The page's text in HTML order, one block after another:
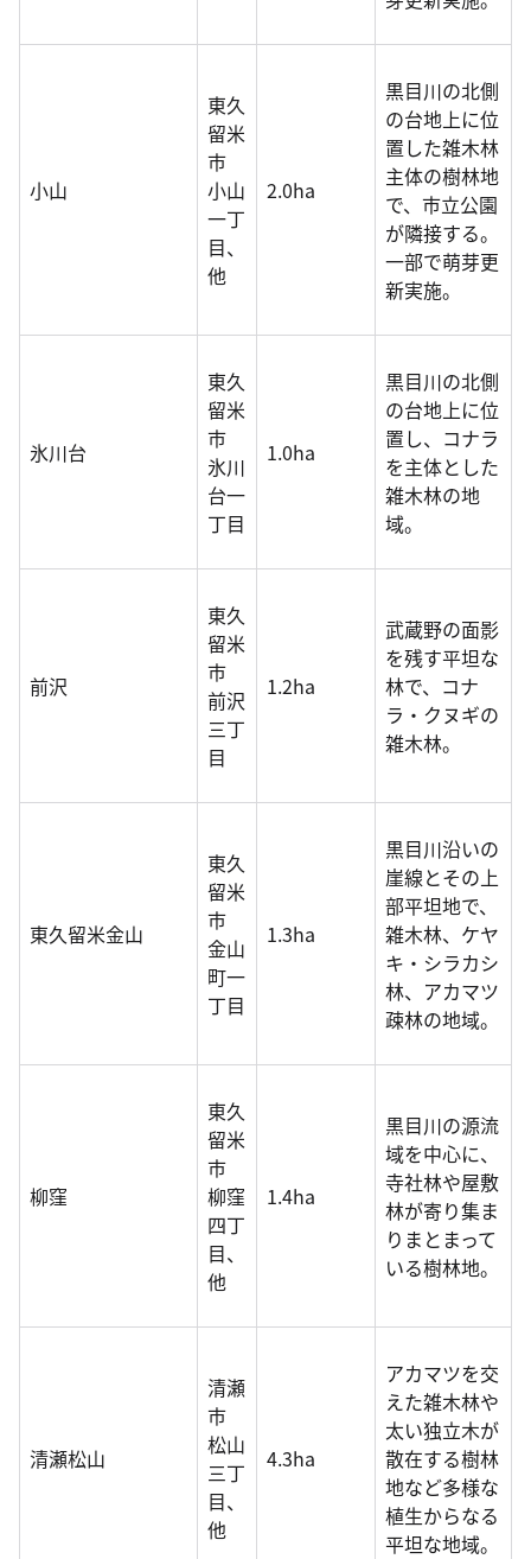
小山
東久
留米
市
小山
一丁
目、
他
2.0ha
黒目川の北側
の台地上に位
置した雑木林
主体の樹林地
で、市立公園
が隣接する。
一部で萌芽更
新実施。
氷川台
東久
留米
市
氷川
台一
丁目
1.0ha
黒目川の北側
の台地上に位
置し、コナラ
を主体とした
雑木林の地
域。
前沢
東久
留米
市
前沢
三丁
目
1.2ha
武蔵野の面影
を残す平坦な
林で、コナ
ラ・クヌギの
雑木林。
東久留米金山
東久
留米
市
金山
町一
丁目
1.3ha
黒目川沿いの
崖線とその上
部平坦地で、
雑木林、ケヤ
キ・シラカシ
林、アカマツ
疎林の地域。
柳窪
東久
留米
市
柳窪
四丁
目、
他
1.4ha
黒目川の源流
域を中心に、
寺社林や屋敷
林が寄り集ま
りまとまって
いる樹林地。
清瀬松山
清瀬
市
松山
三丁
目、
他
4.3ha
アカマツを交
えた雑木林や
太い独立木が
散在する樹林
地など多様な
植生からなる
平坦な地域。